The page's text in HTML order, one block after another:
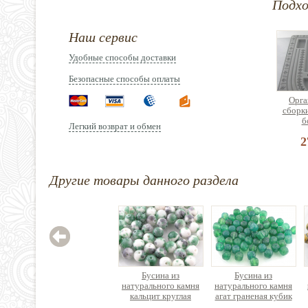
Наш сервис
Удобные способы доставки
Безопасные способы оплаты
Легкий возврат и обмен
Другие товары данного раздела
Бусина из
натурального камня
кальцит круглая
Бусина из
натурального камня
агат граненая кубик